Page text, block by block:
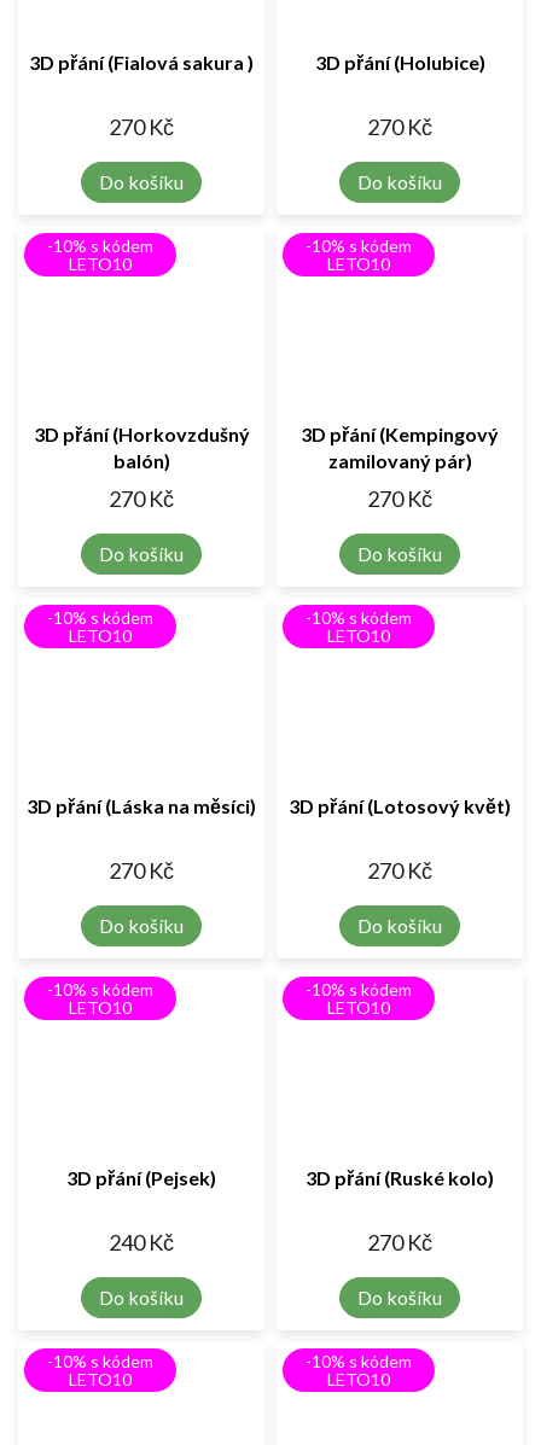
3D přání (Fialová sakura )
270 Kč
Do košíku
3D přání (Holubice)
270 Kč
Do košíku
-10% s kódem
LETO10
3D přání (Horkovzdušný
balón)
270 Kč
Do košíku
-10% s kódem
LETO10
3D přání (Kempingový
zamilovaný pár)
270 Kč
Do košíku
-10% s kódem
LETO10
3D přání (Láska na měsíci)
270 Kč
Do košíku
-10% s kódem
LETO10
3D přání (Lotosový květ)
270 Kč
Do košíku
-10% s kódem
LETO10
3D přání (Pejsek)
240 Kč
Do košíku
-10% s kódem
LETO10
3D přání (Ruské kolo)
270 Kč
Do košíku
-10% s kódem
LETO10
-10% s kódem
LETO10